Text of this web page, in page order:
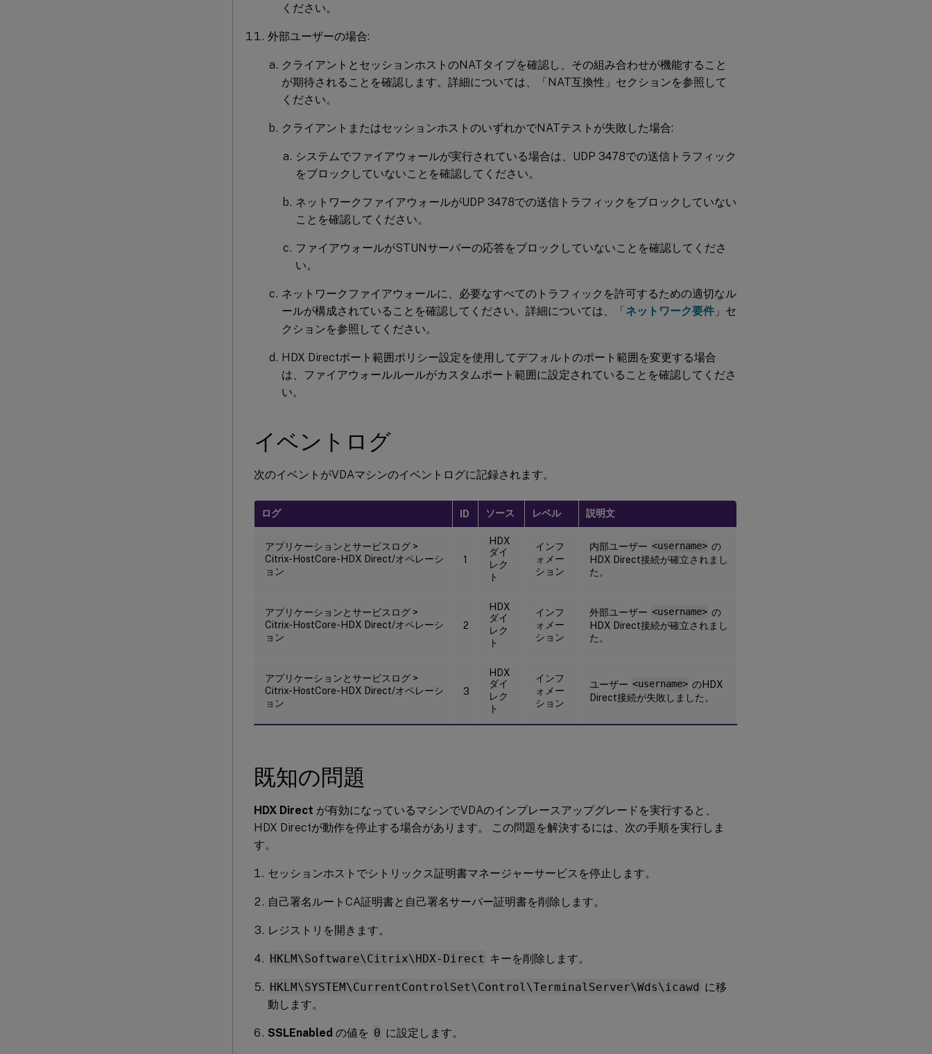
ください。
外部ユーザーの場合:
クライアントとセッションホストのNATタイプを確認し、その組み合わせが機能すること
が期待されることを確認します。詳細については、「NAT互換性」セクションを参照して
ください。
クライアントまたはセッションホストのいずれかでNATテストが失敗した場合:
システムでファイアウォールが実行されている場合は、UDP 3478での送信トラフィック
をブロックしていないことを確認してください。
ネットワークファイアウォールがUDP 3478での送信トラフィックをブロックしていない
ことを確認してください。
ファイアウォールがSTUNサーバーの応答をブロックしていないことを確認してくださ
い。
ネットワークファイアウォールに、必要なすべてのトラフィックを許可するための適切なル
ールが構成されていることを確認してください。詳細については、「ネットワーク要件 」セ
クションを参照してください。
HDX Directポート範囲ポリシー設定を使用してデフォルトのポート範囲を変更する場合
は、ファイアウォールルールがカスタムポート範囲に設定されていることを確認してくださ
い。
イベントログ
次のイベントがVDAマシンのイベントログに記録されます。
ログ ID ソース レベル 説明文
アプリケーションとサービスログ >
Citrix-HostCore-HDX Direct/オペレーシ
ョン
1
HDX
ダイ
レク
ト
インフ
ォメー
ション
内部ユーザー <username> の
HDX Direct接続が確立されまし
た。
アプリケーションとサービスログ >
Citrix-HostCore-HDX Direct/オペレーシ
ョン
2
HDX
ダイ
レク
ト
インフ
ォメー
ション
外部ユーザー <username> の
HDX Direct接続が確立されまし
た。
アプリケーションとサービスログ >
Citrix-HostCore-HDX Direct/オペレーシ
ョン
3
HDX
ダイ
レク
ト
インフ
ォメー
ション
ユーザー <username> のHDX
Direct接続が失敗しました。
既知の問題
HDX Direct が有効になっているマシンでVDAのインプレースアップグレードを実行すると、
HDX Directが動作を停止する場合があります。 この問題を解決するには、次の手順を実行しま
す。
セッションホストでシトリックス証明書マネージャーサービスを停止します。
自己署名ルートCA証明書と自己署名サーバー証明書を削除します。
レジストリを開きます。
HKLM\Software\Citrix\HDX-Direct キーを削除します。
HKLM\SYSTEM\CurrentControlSet\Control\TerminalServer\Wds\icawd に移
動します。
SSLEnabled の値を 0 に設定します。